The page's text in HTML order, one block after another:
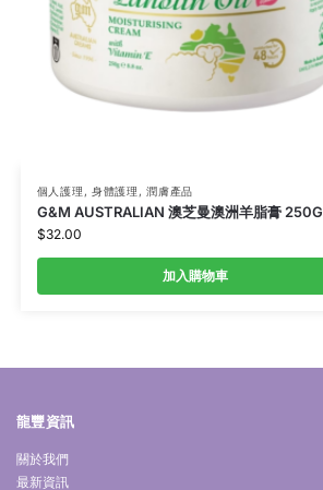
個人護理 , 身體護理 ,潤膚產品
G&M AUSTRALIAN 澳芝曼澳洲羊脂膏 250G
$32.00
加入購物車
龍豐資訊
關於我們
最新資訊